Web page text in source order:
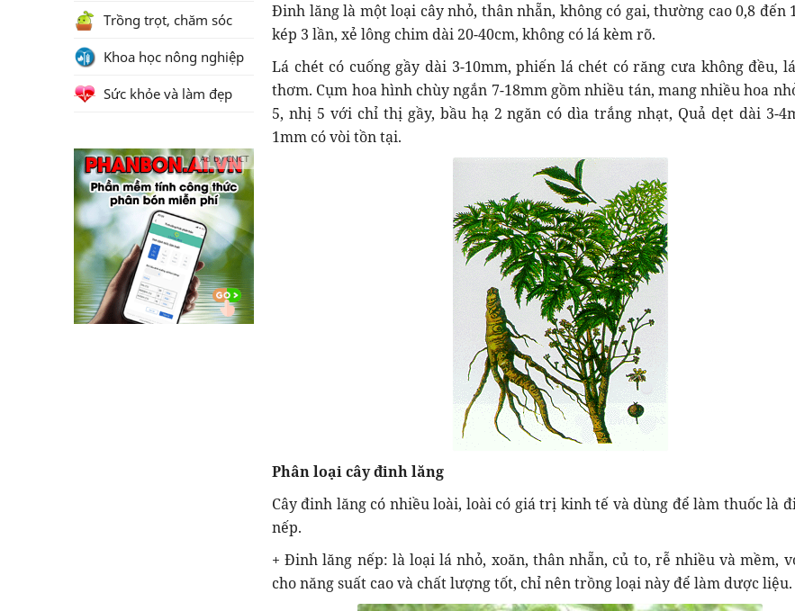
Đinh lăng là một loại cây nhỏ, thân nhẵn, không có gai, thường cao 0,8 đến
kép 3 lần, xẻ lông chim dài 20-40cm, không có lá kèm rõ.
Lá chét có cuống gầy dài 3-10mm, phiến lá chét có răng cưa không đều,
thơm. Cụm hoa hình chùy ngắn 7-18mm gồm nhiều tán, mang nhiều hoa
5, nhị 5 với chỉ thị gầy, bầu hạ 2 ngăn có dìa trắng nhạt, Quả dẹt dài 3-
1mm có vòi tồn tại.
Phân loại cây đinh lăng
Cây đinh lăng có nhiều loài, loài có giá trị kinh tế và dùng để làm thuốc là
nếp.
+ Đinh lăng nếp: là loại lá nhỏ, xoăn, thân nhẵn, củ to, rễ nhiều và mềm,
cho năng suất cao và chất lượng tốt, chỉ nên trồng loại này để làm dược liệu.
Trồng trọt, chăm sóc
Khoa học nông nghiệp
Sức khỏe và làm đẹp
Ad by CNCT